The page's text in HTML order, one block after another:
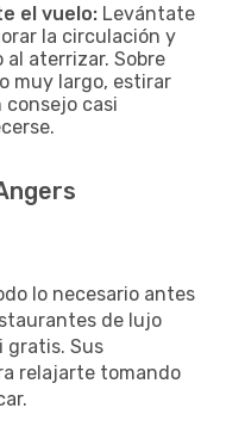
el vuelo: Levántate
la circulación y
al aterrizar. Sobre
muy largo, estirar
consejo casi
lo necesario antes
de lujo
gratis. Sus
relajarte tomando